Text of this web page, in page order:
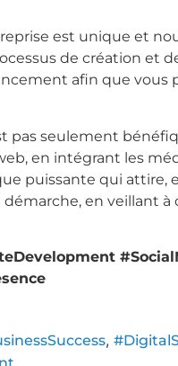
est unique et
de création et
afin que
pas seulement
en intégrant les
puissante qui attire,
en veillant
,